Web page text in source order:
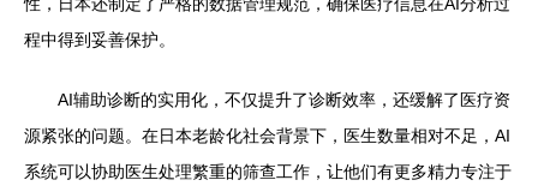
程中得到妥善保护。
AI辅助诊断的实用化，不仅提升了诊断效率，还缓解了医疗资
源紧张的问题。在日本老龄化社会背景下，医生数量相对不足，AI
系统可以协助医生处理繁重的筛查工作，让他们有更多精力专注于